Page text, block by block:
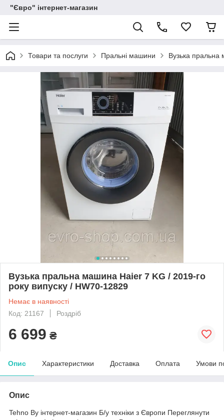
"Євро" інтернет-магазин
Товари та послуги Пральні машини Вузька пральна
Вузька пральна машина Haier 7 KG / 2019-го
року випуску / HW70-12829
Немає в наявності
Код: 21167
Роздріб
6 699 ₴
Опис Характеристики Доставка Оплата Умови
Опис
Tehno By інтернет-магазин Б/у техніки з Європи Переглянути